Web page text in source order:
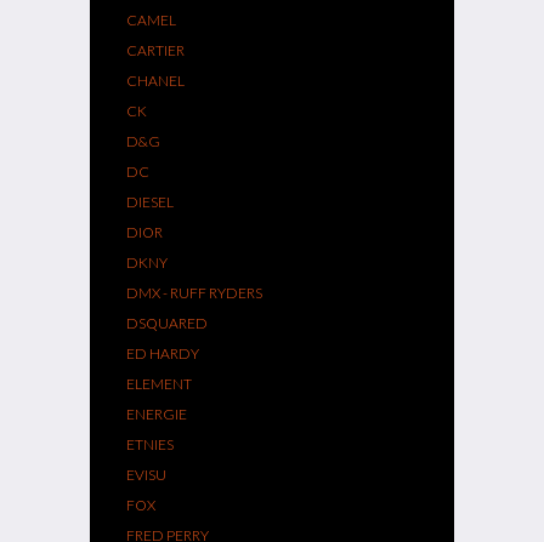
CAMEL
CARTIER
CHANEL
CK
D&G
DC
DIESEL
DIOR
DKNY
DMX - RUFF RYDERS
DSQUARED
ED HARDY
ELEMENT
ENERGIE
ETNIES
EVISU
FOX
FRED PERRY